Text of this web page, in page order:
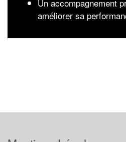
Un accompagnement
améliorer sa